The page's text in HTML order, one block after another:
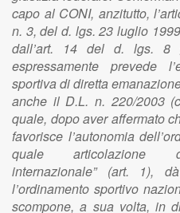
capo al CONI, anzitutto,
n. 3, del d. lgs. 23 luglio
dall’art. 14 del d. lgs. 8
espressamente prevede
sportiva di diretta
anche il D.L. n. 220/2003
quale, dopo aver affermato
favorisce l’autonomia
quale articolazione
internazionale” (art. 1),
l’ordinamento sportivo
scompone, a sua volta, in